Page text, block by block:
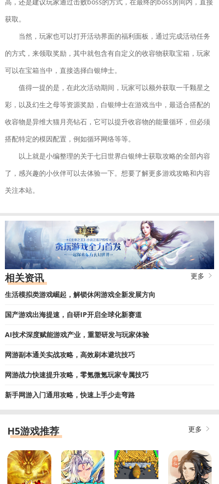
飘渺西游手机版
下载
放置军团3D官网版
策略塔防| 215.96MB
下载
上大陆
角色扮演|
165.2M
下载
修真江湖
仙侠手游| 144.4M
获取。
当然，玩家也可以打开活动界面的福利面板，通过完成活动任务
的方式，来领取奖励，其中就包含有自定义的收容物获取宝箱，玩家
可以在宝箱当中，直接选择白银绅士。
值得一提的是，在此次活动期间，玩家可以额外获取一千颗星之
彩，以及幻生之母等资源奖励，白银绅士在游戏当中，最适合搭配的
收容物是异维大猫月亮钻石，它可以提升收容物的能量循环，但必须
搭配特定的模因配置，例如循环网络等等。
以上就是小编整理的关于七日世界白银绅士获取攻略的全部内容
了，感兴趣的小伙伴可以去体验一下。想要了解更多游戏攻略和内容
关注本站。
相关资讯
更多
生活模拟类游戏崛起，解锁休闲游戏全新发展方向
国产游戏出海提速，自研IP开启全球化新赛道
AI技术深度赋能游戏产业，重塑研发与玩家体验
网游副本通关实战攻略，高效刷本避坑技巧
网游战力快速提升攻略，零氪微氪玩家专属技巧
新手网游入门通用攻略，快速上手少走弯路
H5游戏推荐 更多